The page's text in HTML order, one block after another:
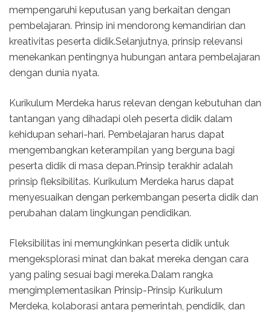
mempengaruhi keputusan yang berkaitan dengan
pembelajaran. Prinsip ini mendorong kemandirian dan
kreativitas peserta didik.Selanjutnya, prinsip relevansi
menekankan pentingnya hubungan antara pembelajaran
dengan dunia nyata.
Kurikulum Merdeka harus relevan dengan kebutuhan dan
tantangan yang dihadapi oleh peserta didik dalam
kehidupan sehari-hari. Pembelajaran harus dapat
mengembangkan keterampilan yang berguna bagi
peserta didik di masa depan.Prinsip terakhir adalah
prinsip fleksibilitas. Kurikulum Merdeka harus dapat
menyesuaikan dengan perkembangan peserta didik dan
perubahan dalam lingkungan pendidikan.
Fleksibilitas ini memungkinkan peserta didik untuk
mengeksplorasi minat dan bakat mereka dengan cara
yang paling sesuai bagi mereka.Dalam rangka
mengimplementasikan Prinsip-Prinsip Kurikulum
Merdeka, kolaborasi antara pemerintah, pendidik, dan